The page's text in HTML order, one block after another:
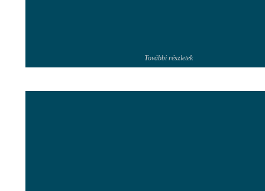
További részletek